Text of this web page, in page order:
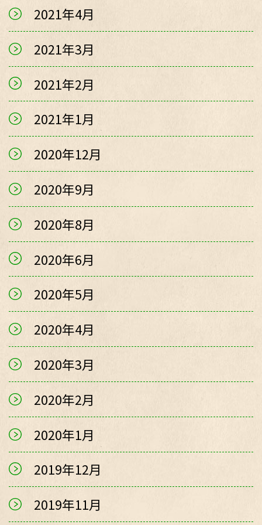
2021年4月
2021年3月
2021年2月
2021年1月
2020年12月
2020年9月
2020年8月
2020年6月
2020年5月
2020年4月
2020年3月
2020年2月
2020年1月
2019年12月
2019年11月